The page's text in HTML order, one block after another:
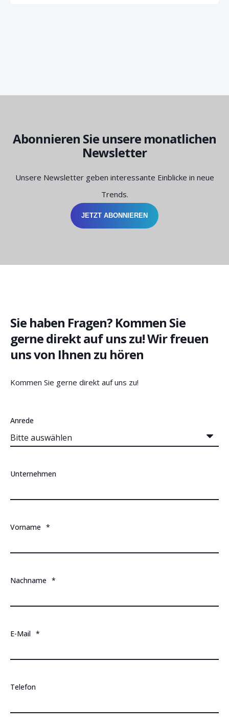
Abonnieren Sie unsere monatlichen
Newsletter
Unsere Newsletter geben interessante Einblicke in neue
Trends.
JETZT ABONNIEREN
Sie haben Fragen? Kommen Sie
gerne direkt auf uns zu! Wir freuen
uns von Ihnen zu hören
Kommen Sie gerne direkt auf uns zu!
Anrede
Unternehmen
Vorname *
Nachname *
E-Mail *
Telefon